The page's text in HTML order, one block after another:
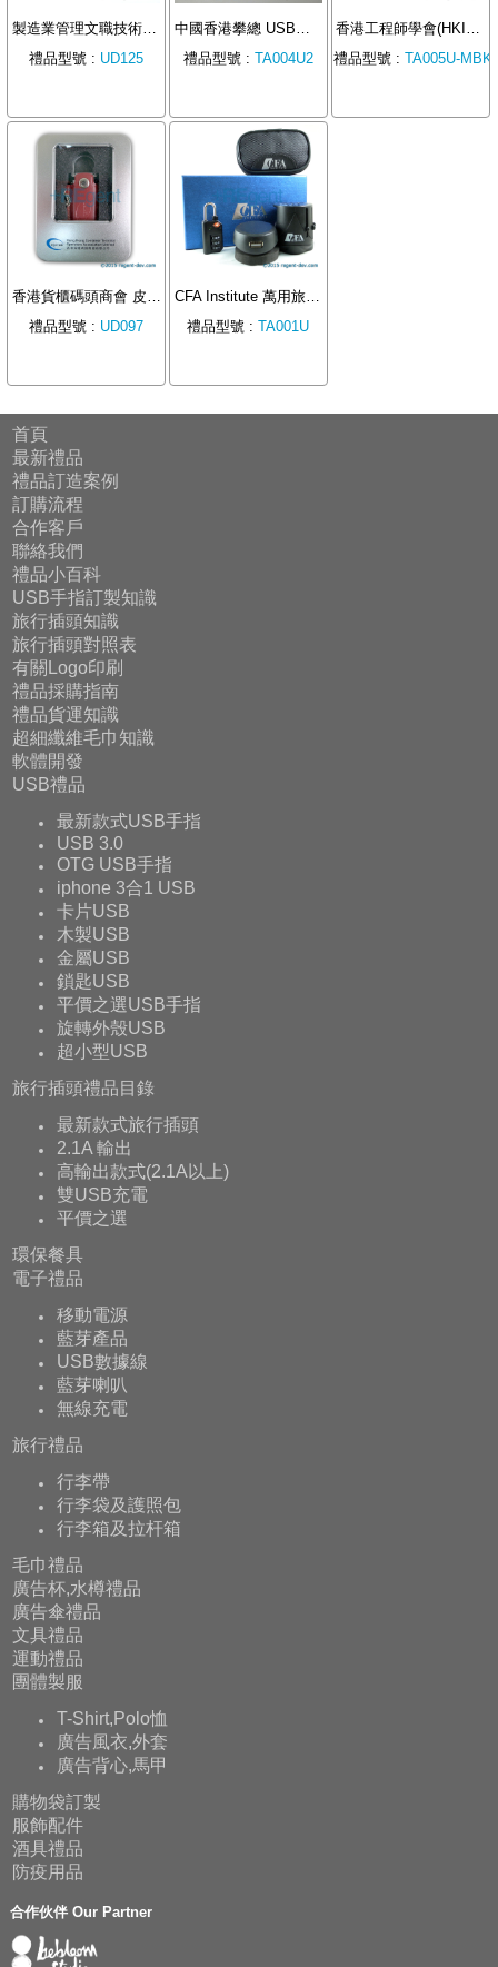
製造業管理文職技術人員協會 - 楓木USB手指
禮品型號 : UD125
禮品型號 : TA004U2
禮品型號 : TA005U-MBK
香港貨櫃碼頭商會 皮套USB手指
禮品型號 : UD097
CFA Institute 萬用旅行插頭
禮品型號 :
TA001U
首頁
最新禮品
禮品訂造案例
訂購流程
合作客戶
聯絡我們
禮品小百科
USB手指訂製知識
旅行插頭知識
旅行插頭對照表
有關Logo印刷
禮品採購指南
禮品貨運知識
超細纖維毛巾知識
軟體開發
USB禮品
最新款式USB手指
USB 3.0
OTG USB手指
iphone 3合1 USB
卡片USB
木製USB
金屬USB
鎖匙USB
平價之選USB手指
旋轉外殼USB
超小型USB
旅行插頭禮品目錄
最新款式旅行插頭
2.1A 輸出
高輸出款式(2.1A以上)
雙USB充電
平價之選
環保餐具
電子禮品
移動電源
藍芽產品
USB數據線
藍芽喇叭
無線充電
旅行禮品
行李帶
行李袋及護照包
行李箱及拉杆箱
毛巾禮品
廣告杯,水樽禮品
廣告傘禮品
文具禮品
運動禮品
團體製服
T-Shirt,Polo恤
廣告風衣,外套
廣告背心,馬甲
購物袋訂製
服飾配件
酒具禮品
防疫用品
合作伙伴 Our Partner